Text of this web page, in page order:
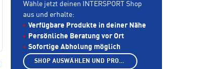
Wähle jetzt deinen INTERSPORT Shop
aus und erhalte:
Verfügbare Produkte in deiner Nähe
Persönliche Beratung vor Ort
Sofortige Abholung möglich
SHOP AUSWÄHLEN UND PRODUKTE ANZEIGEN